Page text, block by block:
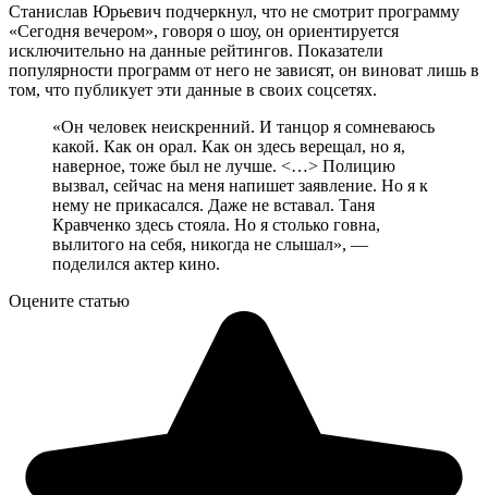
Станислав Юрьевич подчеркнул, что не смотрит программу
«Сегодня вечером», говоря о шоу, он ориентируется
исключительно на данные рейтингов. Показатели
популярности программ от него не зависят, он виноват лишь в
том, что публикует эти данные в своих соцсетях.
«Он человек неискренний. И танцор я сомневаюсь
какой. Как он орал. Как он здесь верещал, но я,
наверное, тоже был не лучше. <…> Полицию
вызвал, сейчас на меня напишет заявление. Но я к
нему не прикасался. Даже не вставал. Таня
Кравченко здесь стояла. Но я столько говна,
вылитого на себя, никогда не слышал», —
поделился актер кино.
Оцените статью